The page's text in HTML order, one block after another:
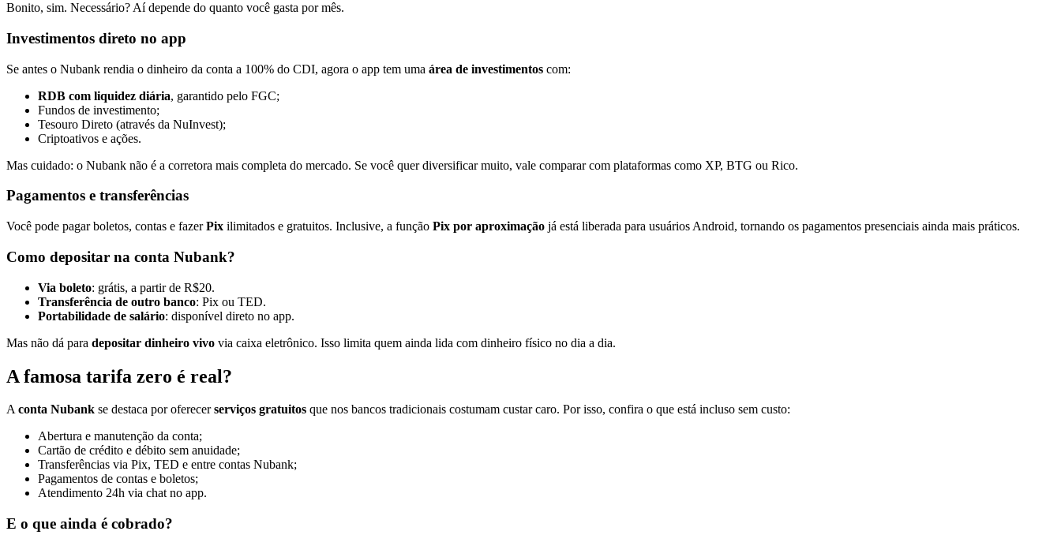
Bonito, sim. Necessário? Aí depende do quanto você gasta por mês.
Investimentos direto no app
Se antes o Nubank rendia o dinheiro da conta a 100% do CDI, agora o app tem uma área de investimentos com:
RDB com liquidez diária, garantido pelo FGC;
Fundos de investimento;
Tesouro Direto (através da NuInvest);
Criptoativos e ações.
Mas cuidado: o Nubank não é a corretora mais completa do mercado. Se você quer diversificar muito, vale comparar com plataformas como XP, BTG ou Rico.
Pagamentos e transferências
Você pode pagar boletos, contas e fazerPix ilimitados e gratuitos. Inclusive, a função Pix por aproximação já está liberada para usuários Android, tornando os pagamentos presenciais ainda mais práticos.
Como depositar na conta Nubank?
Via boleto: grátis, a partir de R$20.
Transferência de outro banco: Pix ou TED.
Portabilidade de salário: disponível direto no app.
Mas não dá para depositar dinheiro vivo via caixa eletrônico. Isso limita quem ainda lida com dinheiro físico no dia a dia.
A famosa tarifa zero é real?
Aconta Nubank se destaca por oferecerserviços gratuitos que nos bancos tradicionais costumam custar caro. Por isso, confira o que está incluso sem custo:
Abertura e manutenção da conta;
Cartão de crédito e débito sem anuidade;
Transferências via Pix, TED e entre contas Nubank;
Pagamentos de contas e boletos;
Atendimento 24h via chat no app.
E o que ainda é cobrado?